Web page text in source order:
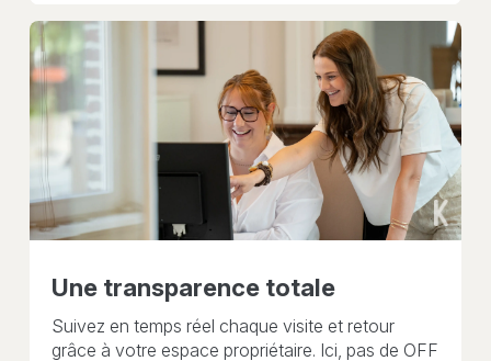
Une transparence totale
Suivez en temps réel chaque visite et retour
grâce à votre espace propriétaire. Ici, pas de OFF